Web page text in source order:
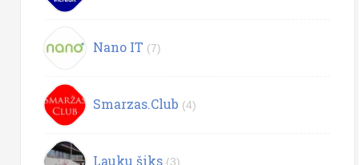
Nano IT (7)
Smarzas.Club (4)
Lauku šiks (3)